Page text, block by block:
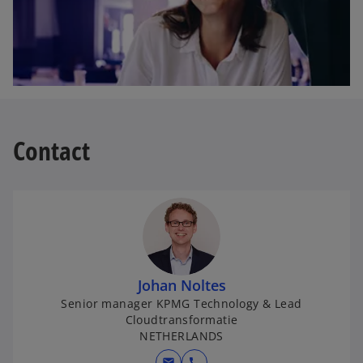
Contact
Johan Noltes
Senior manager KPMG Technology & Lead
Cloudtransformatie
NETHERLANDS